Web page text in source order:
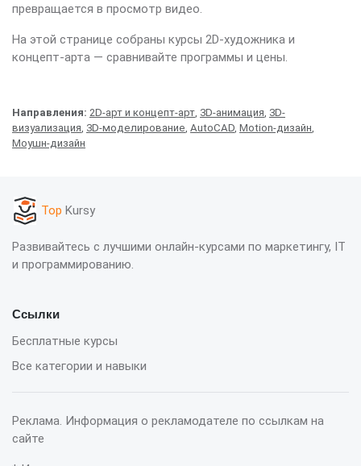
превращается в просмотр видео.
На этой странице собраны курсы 2D-художника и
концепт-арта — сравнивайте программы и цены.
Направления: 2D-арт и концепт-арт 3D-анимация 3D-
визуализация 3D-моделирование AutoCAD Motion-дизайн
Моушн-дизайн
Top Kursy
Развивайтесь с лучшими онлайн-курсами по маркетингу, IT
и программированию.
Ссылки
Бесплатные курсы
Все категории и навыки
Реклама. Информация о рекламодателе по ссылкам на
сайте